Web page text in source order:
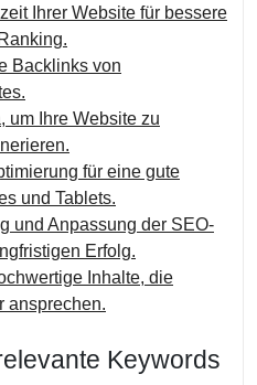
Ihrer Website für bessere
Backlinks von
um Ihre Website zu
für eine gute
und Tablets.
und Anpassung der SEO-
Erfolg.
Inhalte, die
ansprechen.
Keywords